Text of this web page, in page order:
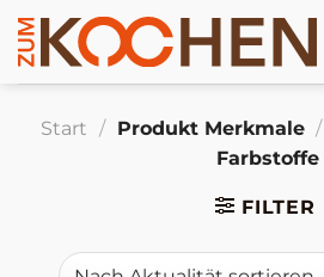
Zum
Inhalt
springen
Start / Produkt Merkmale /
Farbstoffe
FILTER